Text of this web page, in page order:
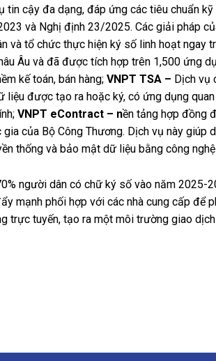
tin cậy đa dạng, đáp ứng các tiêu chuẩn
và Nghị định 23/2025. Các giải pháp
và tổ chức thực hiện ký số linh hoạt
Âu và đã được tích hợp trên 1,500 ứng
kế toán, bán hàng; VNPT TSA – Dịch vụ
liệu được tạo ra hoặc ký, có ứng dụng
VNPT eContract – nền tảng hợp đồng
của Bộ Công Thương. Dịch vụ này giúp
thống và bảo mật dữ liệu bằng công
người dân có chữ ký số vào năm 2025-
mạnh phối hợp với các nhà cung cấp để
trực tuyến, tạo ra một môi trường giao